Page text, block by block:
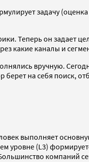
задачу
Теперь он задает
какие каналы и
вручную.
берет на себя поиск,
выполняет
уровне (L3)
компаний